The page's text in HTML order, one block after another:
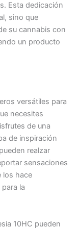
Esta dedicación
sino que
su cannabis con
un producto
versátiles para
necesites
de una
de inspiración
realzar
sensaciones
los hace
la
10HC pueden